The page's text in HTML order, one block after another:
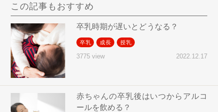
この記事もおすすめ
卒乳時期が遅いとどうなる？
卒乳 成長 授乳
3775 view 2022.12.17
赤ちゃんの卒乳後はいつからアルコ
ールを飲める？